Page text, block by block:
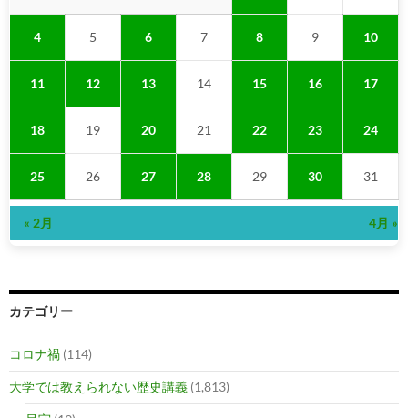
4 5 6 7 8 9 10
11 12 13 14 15 16 17
18 19 20 21 22 23 24
25 26 27 28 29 30 31
« 2月 4月 »
カテゴリー
コロナ禍 (114)
大学では教えられない歴史講義 (1,813)